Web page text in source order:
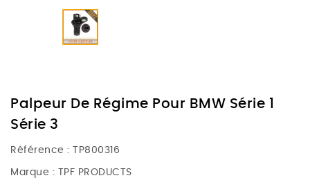
Palpeur De Régime Pour BMW Série 1
Série 3
Référence : TP800316
Marque : TPF PRODUCTS